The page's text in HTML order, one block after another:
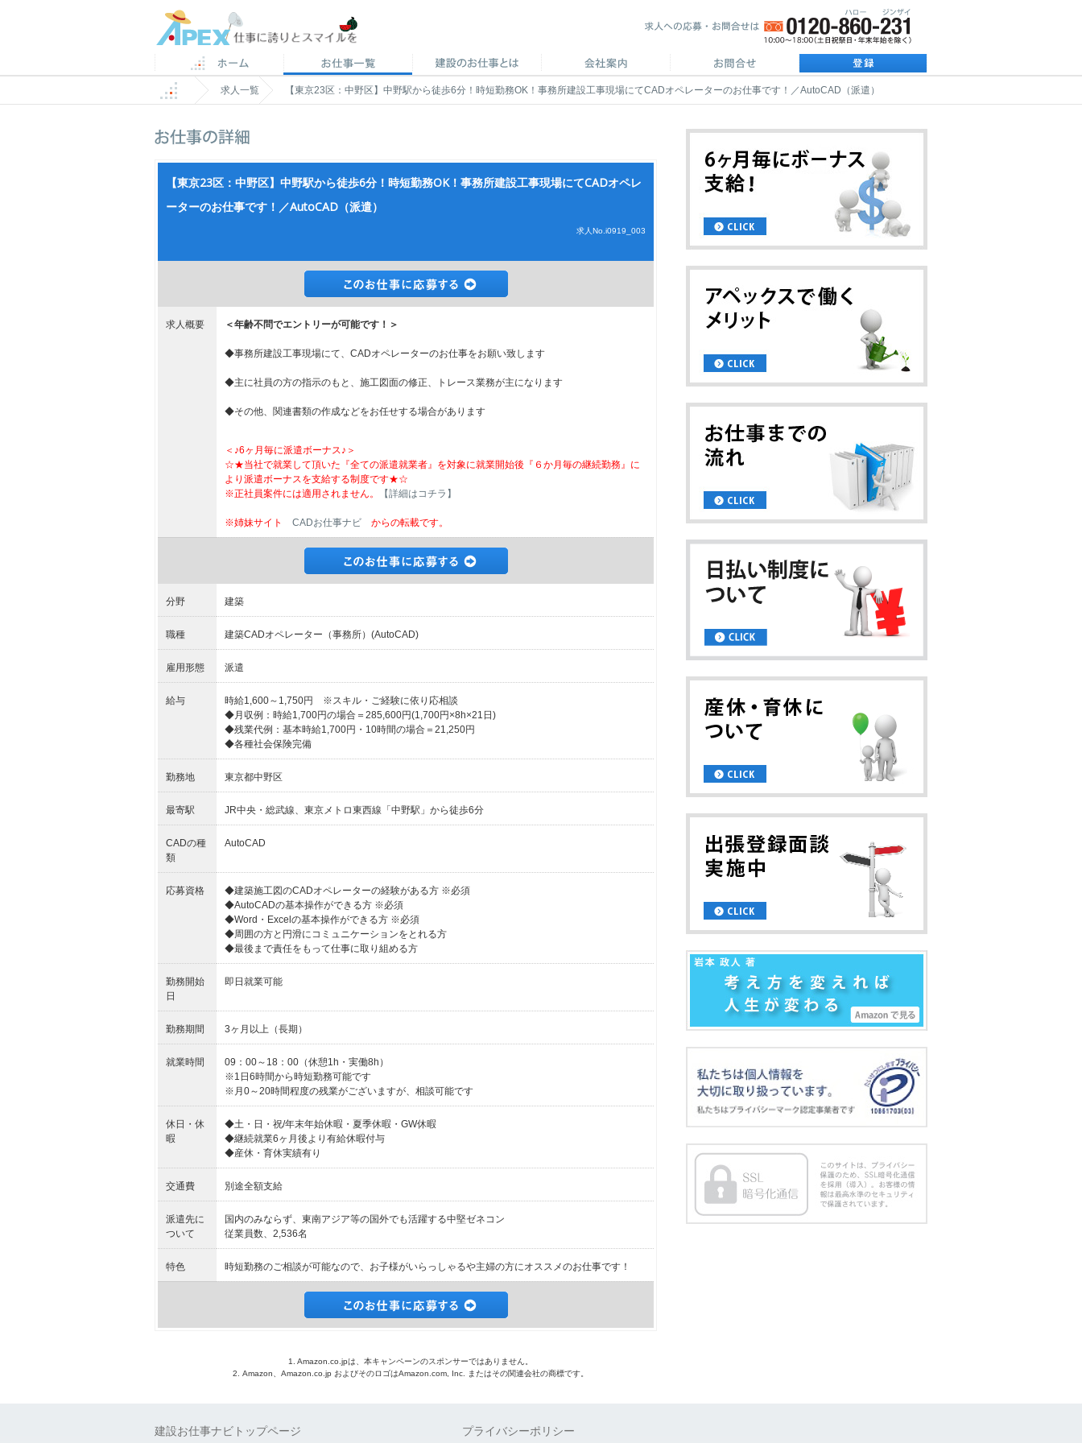
求人一覧 【東京23区：中野区】中野駅から徒歩6分！時短勤務OK！事務所建設工事現場にてCADオペレーターのお仕事です！／AutoCAD（派遣）
【東京23区：中野区】中野駅から徒歩6分！時短勤務OK！事務所建設工事現場にてCADオペレ
ーターのお仕事です！／AutoCAD（派遣）
求人No.i0919_003
求人概要 ＜年齢不問でエントリーが可能です！＞
◆事務所建設工事現場にて、CADオペレーターのお仕事をお願い致します
◆主に社員の方の指示のもと、施工図面の修正、トレース業務が主になります
◆その他、関連書類の作成などをお任せする場合があります
＜♪6ヶ月毎に派遣ボーナス♪＞
☆★当社で就業して頂いた『全ての派遣就業者』を対象に就業開始後『６か月毎の継続勤務』に
より派遣ボーナスを支給する制度です★☆
※正社員案件には適用されません。
【詳細はコチラ】
※姉妹サイト CADお仕事ナビ からの転載です。
分野 建築
職種 建築CADオペレーター（事務所）(AutoCAD)
雇用形態 派遣
給与
時給1,600～1,750円 ※スキル・ご経験に依り応相談
◆月収例：時給1,700円の場合＝285,600円(1,700円×8h×21日)
◆残業代例：基本時給1,700円・10時間の場合＝21,250円
◆各種社会保険完備
勤務地 東京都中野区
最寄駅 JR中央・総武線、東京メトロ東西線「中野駅」から徒歩6分
CADの種
類
AutoCAD
応募資格
◆建築施工図のCADオペレーターの経験がある方 ※必須
◆AutoCADの基本操作ができる方 ※必須
◆Word・Excelの基本操作ができる方 ※必須
◆周囲の方と円滑にコミュニケーションをとれる方
◆最後まで責任をもって仕事に取り組める方
勤務開始
日
即日就業可能
勤務期間 3ヶ月以上（長期）
就業時間
09：00～18：00（休憩1h・実働8h）
※1日6時間から時短勤務可能です
※月0～20時間程度の残業がございますが、相談可能です
休日・休
暇
◆土・日・祝/年末年始休暇・夏季休暇・GW休暇
◆継続就業6ヶ月後より有給休暇付与
◆産休・育休実績有り
交通費 別途全額支給
派遣先に
ついて
国内のみならず、東南アジア等の国外でも活躍する中堅ゼネコン
従業員数、2,536名
特色 時短勤務のご相談が可能なので、お子様がいらっしゃるや主婦の方にオススメのお仕事です！
1. Amazon.co.jpは、本キャンペーンのスポンサーではありません。
2. Amazon、Amazon.co.jp およびそのロゴはAmazon.com, Inc. またはその関連会社の商標です。
建設お仕事ナビトップページ プライバシーポリシー